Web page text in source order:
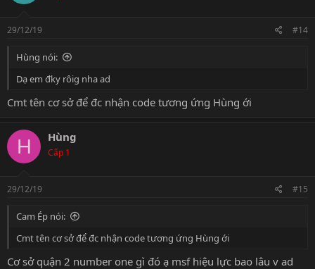
29/12/19 #14
Hùng nói:
Dạ em đky rôig nha ad
Cmt tên cơ sở để đc nhận code tương ứng Hùng ới
H Hùng
Cấp 1
29/12/19 #15
Cam Ép nói:
Cmt tên cơ sở để đc nhận code tương ứng Hùng ới
Cơ sở quận 2 number one gì đó ạ msf hiệu lực bao lâu v ad